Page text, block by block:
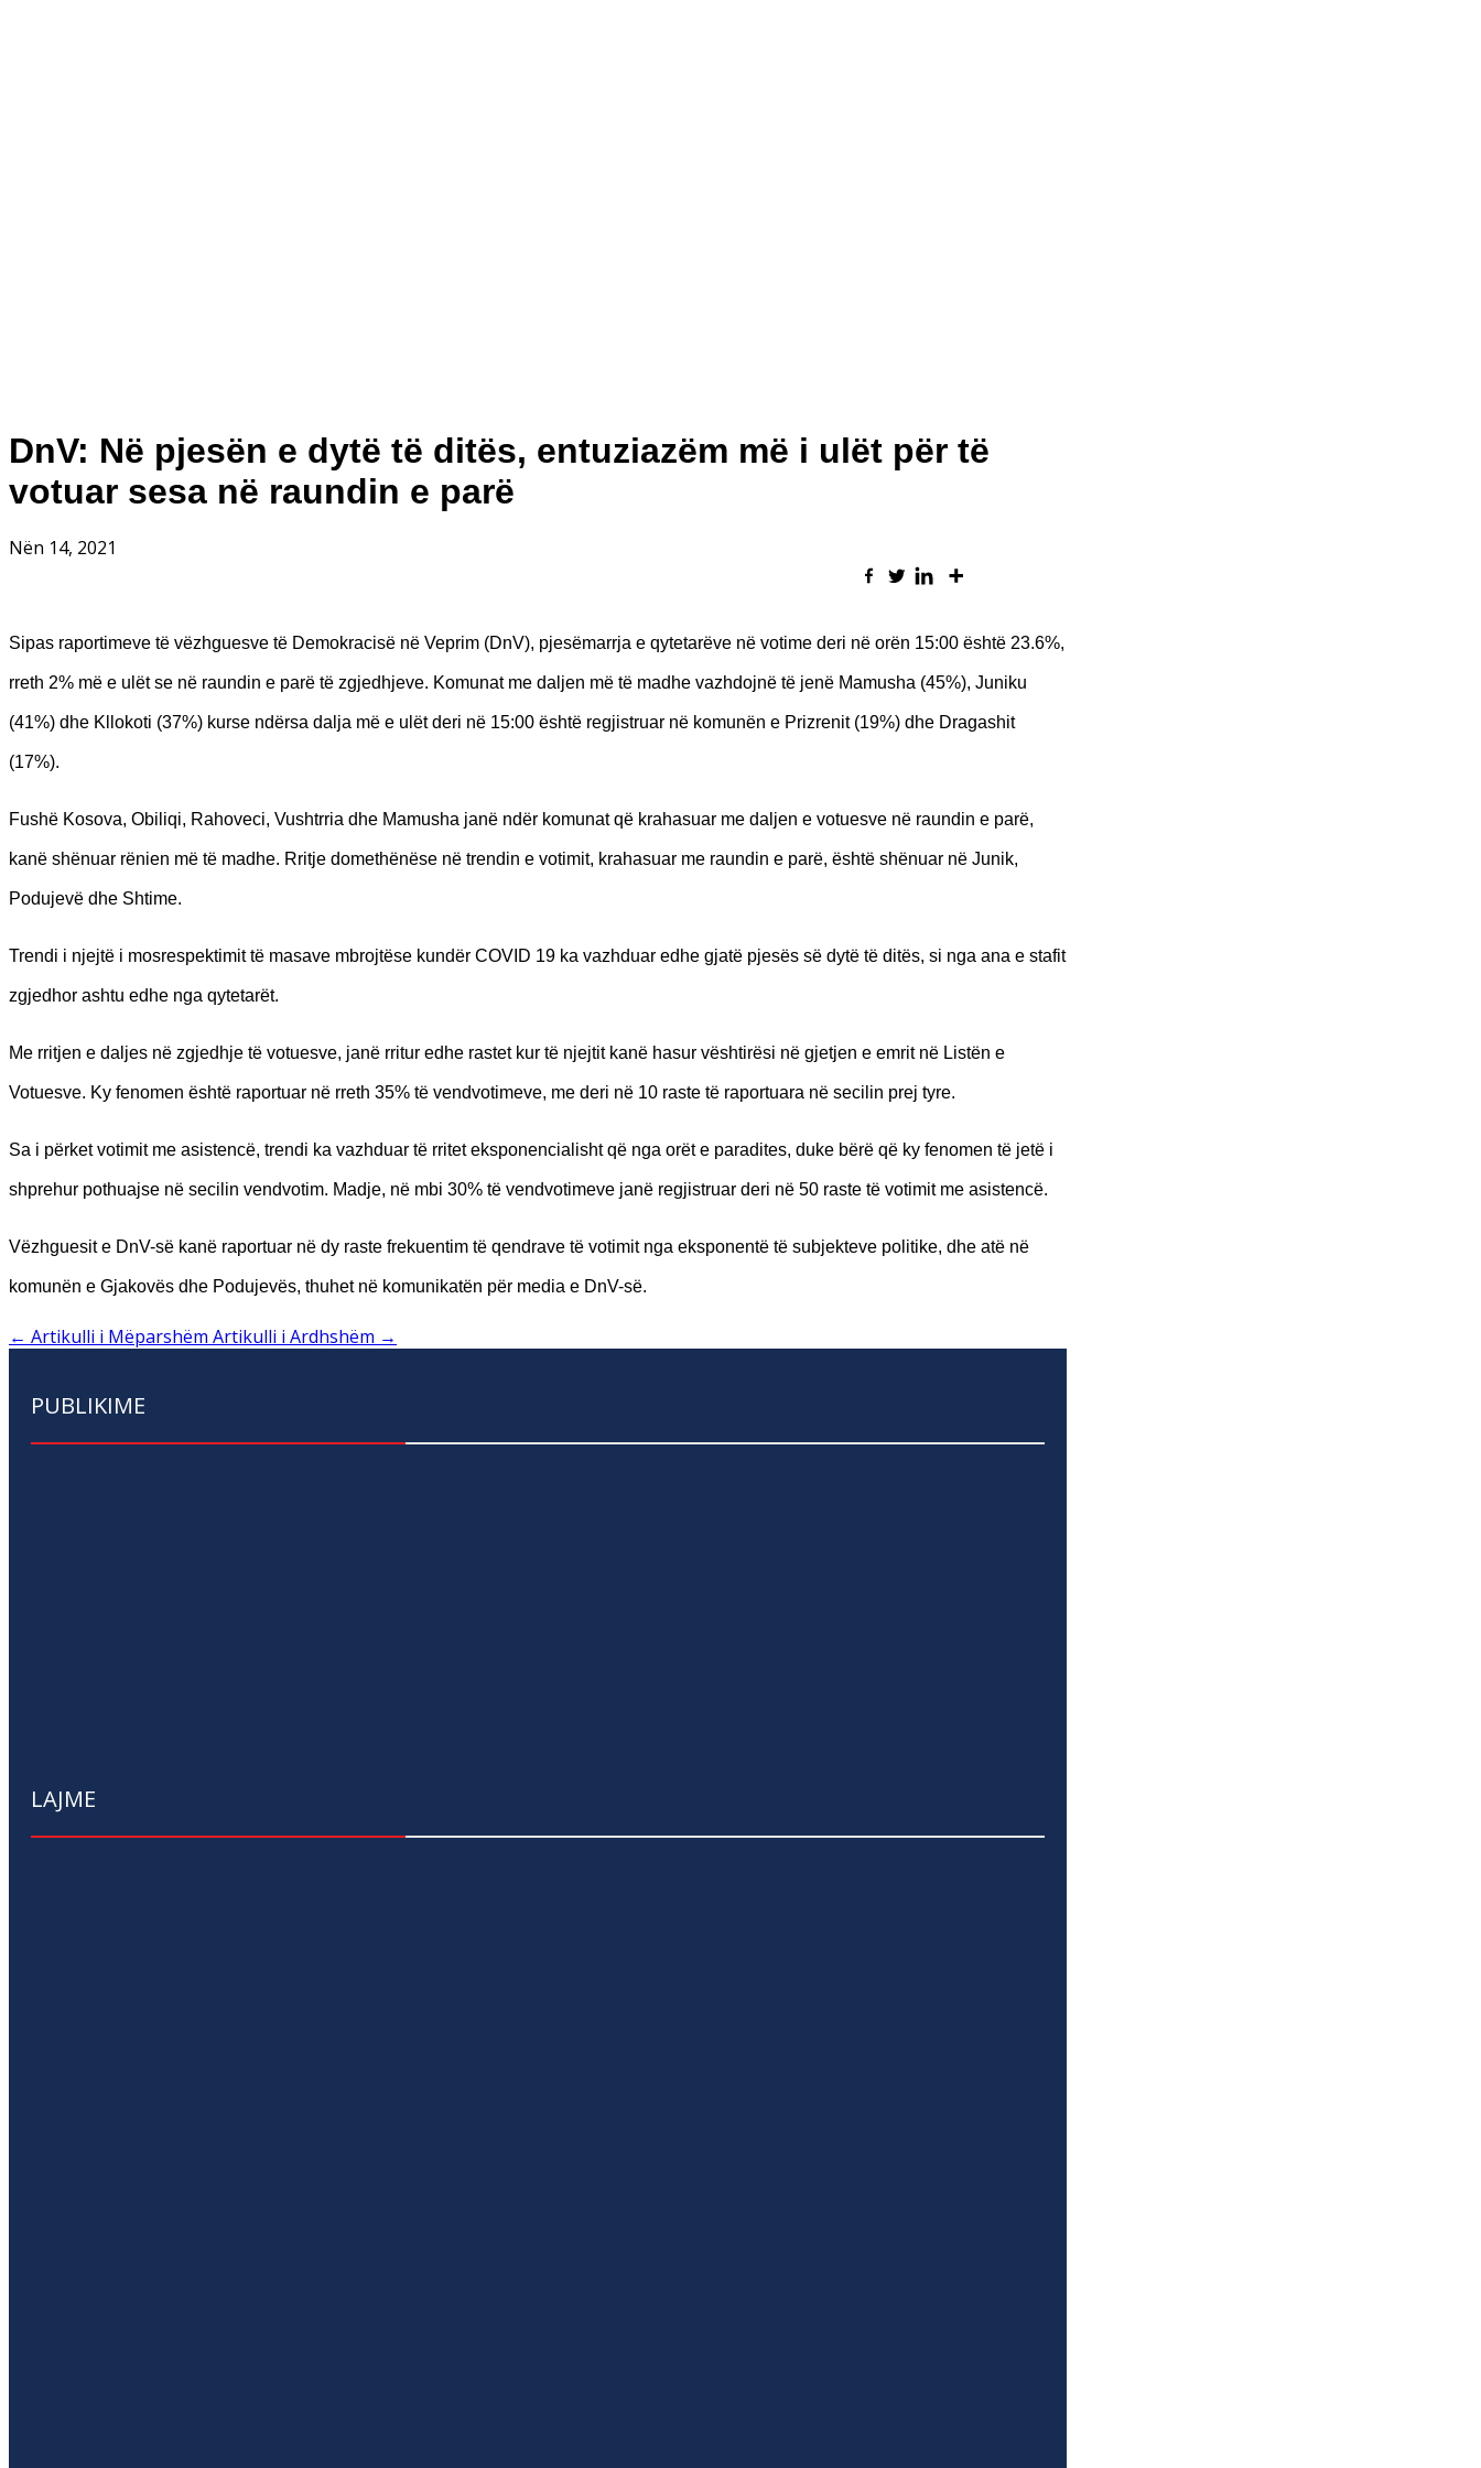
DnV: Në pjesën e dytë të ditës, entuziazëm më i ulët për të
votuar sesa në raundin e parë
Nën 14, 2021
Sipas raportimeve të vëzhguesve të Demokracisë në Veprim (DnV), pjesëmarrja e qytetarëve në votime deri në orën 15:00 është 23.6%,
rreth 2% më e ulët se në raundin e parë të zgjedhjeve. Komunat me daljen më të madhe vazhdojnë të jenë Mamusha (45%), Juniku
(41%) dhe Kllokoti (37%) kurse ndërsa dalja më e ulët deri në 15:00 është regjistruar në komunën e Prizrenit (19%) dhe Dragashit
(17%).
Fushë Kosova, Obiliqi, Rahoveci, Vushtrria dhe Mamusha janë ndër komunat që krahasuar me daljen e votuesve në raundin e parë,
kanë shënuar rënien më të madhe. Rritje domethënëse në trendin e votimit, krahasuar me raundin e parë, është shënuar në Junik,
Podujevë dhe Shtime.
Trendi i njejtë i mosrespektimit të masave mbrojtëse kundër COVID 19 ka vazhduar edhe gjatë pjesës së dytë të ditës, si nga ana e stafit
zgjedhor ashtu edhe nga qytetarët.
Me rritjen e daljes në zgjedhje të votuesve, janë rritur edhe rastet kur të njejtit kanë hasur vështirësi në gjetjen e emrit në Listën e
Votuesve. Ky fenomen është raportuar në rreth 35% të vendvotimeve, me deri në 10 raste të raportuara në secilin prej tyre.
Sa i përket votimit me asistencë, trendi ka vazhduar të rritet eksponencialisht që nga orët e paradites, duke bërë që ky fenomen të jetë i
shprehur pothuajse në secilin vendvotim. Madje, në mbi 30% të vendvotimeve janë regjistruar deri në 50 raste të votimit me asistencë.
Vëzhguesit e DnV-së kanë raportuar në dy raste frekuentim të qendrave të votimit nga eksponentë të subjekteve politike, dhe atë në
komunën e Gjakovës dhe Podujevës, thuhet në komunikatën për media e DnV-së.
← Artikulli i Mëparshëm Artikulli i Ardhshëm →
PUBLIKIME
LAJME